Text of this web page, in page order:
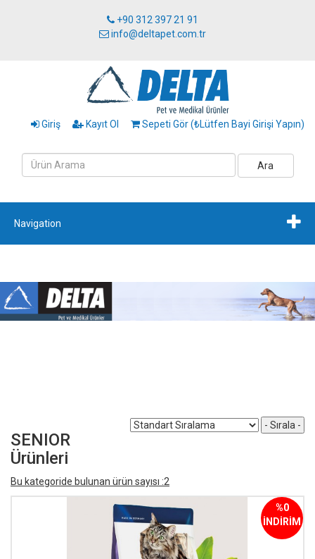
+90 312 397 21 91
info@deltapet.com.tr
Giriş Kayıt Ol Sepeti Gör (₺Lütfen Bayi Girişi Yapın)
Ara
Navigation
SENIOR
Ürünleri
Bu kategoride bulunan ürün sayısı :2
%0
İNDİRİM